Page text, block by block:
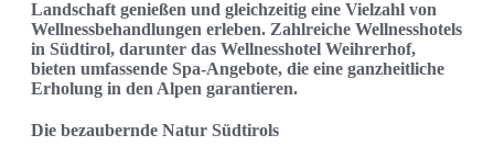
Landschaft genießen und gleichzeitig eine Vielzahl von
Wellnessbehandlungen erleben. Zahlreiche Wellnesshotels
in Südtirol, darunter das Wellnesshotel Weihrerhof,
bieten umfassende Spa-Angebote, die eine ganzheitliche
Erholung in den Alpen garantieren.
Die bezaubernde Natur Südtirols